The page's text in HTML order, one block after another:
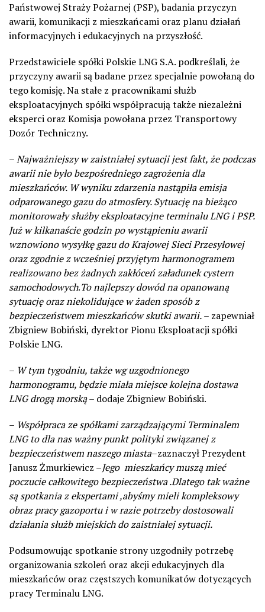
Państwowej Straży Pożarnej (PSP), badania przyczyn
awarii, komunikacji z mieszkańcami oraz planu działań
informacyjnych i edukacyjnych na przyszłość.
Przedstawiciele spółki Polskie LNG S.A. podkreślali, że
przyczyny awarii są badane przez specjalnie powołaną do
tego komisję. Na stałe z pracownikami służb
eksploatacyjnych spółki współpracują także niezależni
eksperci oraz Komisja powołana przez Transportowy
Dozór Techniczny.
–Najważniejszy w zaistniałej sytuacji jest fakt, że podczas
awarii nie było bezpośredniego zagrożenia dla
mieszkańców. W wyniku zdarzenia nastąpiła emisja
odparowanego gazu do atmosfery. Sytuację na bieżąco
monitorowały służby eksploatacyjne terminalu LNG i PSP.
Już w kilkanaście godzin po wystąpieniu awarii
wznowiono wysyłkę gazu do Krajowej Sieci Przesyłowej
oraz zgodnie z wcześniej przyjętym harmonogramem
realizowano bez żadnych zakłóceń załadunek cystern
samochodowych.To najlepszy dowód na opanowaną
sytuację oraz niekolidujące w żaden sposób z
bezpieczeństwem mieszkańców skutki awarii.– zapewniał
Zbigniew Bobiński, dyrektor Pionu Eksploatacji spółki
Polskie LNG.
– W tym tygodniu, także wg uzgodnionego
harmonogramu, będzie miała miejsce kolejna dostawa
LNG drogą morską– dodaje Zbigniew Bobiński.
– Współpraca ze spółkami zarządzającymi Terminalem
LNG to dla nas ważny punkt polityki związanej z
bezpieczeństwem naszego miasta–zaznaczył Prezydent
Janusz Żmurkiewicz –Jego mieszkańcy muszą mieć
poczucie całkowitego bezpieczeństwa .Dlatego tak ważne
są spotkania z ekspertami ,abyśmy mieli kompleksowy
obraz pracy gazoportu i w razie potrzeby dostosowali
działania służb miejskich do zaistniałej sytuacji.
Podsumowując spotkanie strony uzgodniły potrzebę
organizowania szkoleń oraz akcji edukacyjnych dla
mieszkańców oraz częstszych komunikatów dotyczących
pracy Terminalu LNG.